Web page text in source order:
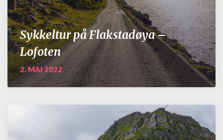
Sykkeltur på Flakstadøya –
Lofoten
2. MAI 2022